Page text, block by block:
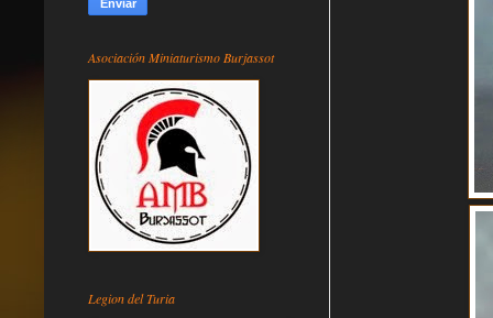
Asociación Miniaturismo Burjassot
Legion del Turia